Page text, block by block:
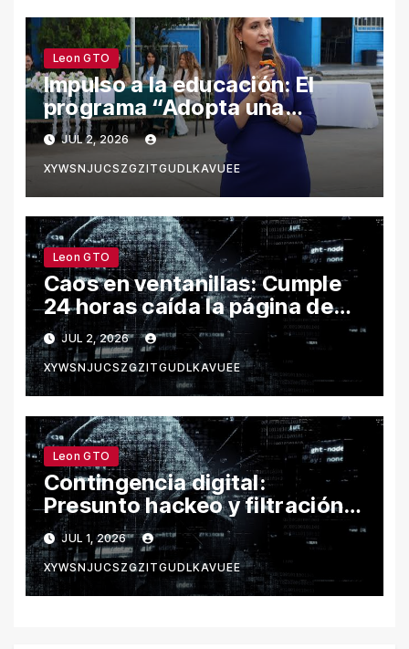
Leon GTO
Impulso a la educación: El
programa “Adopta una
Escuela” fortalece el
bienestar y la permanencia
escolar en León
JUL 2, 2026
XYWSNJUCSZGZITGUDLKAVUEE
Leon GTO
Caos en ventanillas: Cumple
24 horas caída la página de
León por hackeo y congela
trámites
JUL 2, 2026
XYWSNJUCSZGZITGUDLKAVUEE
Leon GTO
Contingencia digital:
Presunto hackeo y filtración
de datos provocan fallas en
los servicios del municipio de
León
JUL 1, 2026
XYWSNJUCSZGZITGUDLKAVUEE